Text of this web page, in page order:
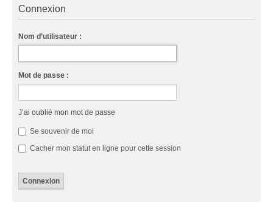
Connexion
Nom d’utilisateur :
Mot de passe :
J’ai oublié mon mot de passe
Se souvenir de moi
Cacher mon statut en ligne pour cette session